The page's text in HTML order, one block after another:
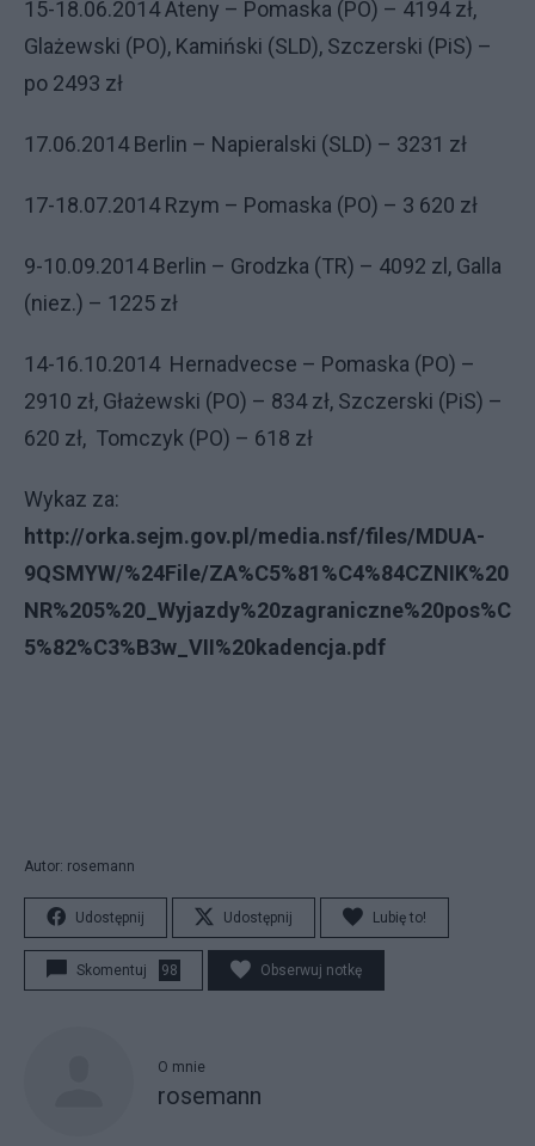
15-18.06.2014 Ateny – Pomaska (PO) – 4194 zł,
Glażewski (PO), Kamiński (SLD), Szczerski (PiS) –
po 2493 zł
17.06.2014 Berlin – Napieralski (SLD) – 3231 zł
17-18.07.2014 Rzym – Pomaska (PO) – 3 620 zł
9-10.09.2014 Berlin – Grodzka (TR) – 4092 zl, Galla
(niez.) – 1225 zł
14-16.10.2014 Hernadvecse – Pomaska (PO) –
2910 zł, Głażewski (PO) – 834 zł, Szczerski (PiS) –
620 zł, Tomczyk (PO) – 618 zł
Wykaz za:
http://orka.sejm.gov.pl/media.nsf/files/MDUA-
9QSMYW/%24File/ZA%C5%81%C4%84CZNIK%20
NR%205%20_Wyjazdy%20zagraniczne%20pos%C
5%82%C3%B3w_VII%20kadencja.pdf
Autor: rosemann
Udostępnij Udostępnij Lubię to!
Skomentuj 98 Obserwuj notkę
O mnie
rosemann